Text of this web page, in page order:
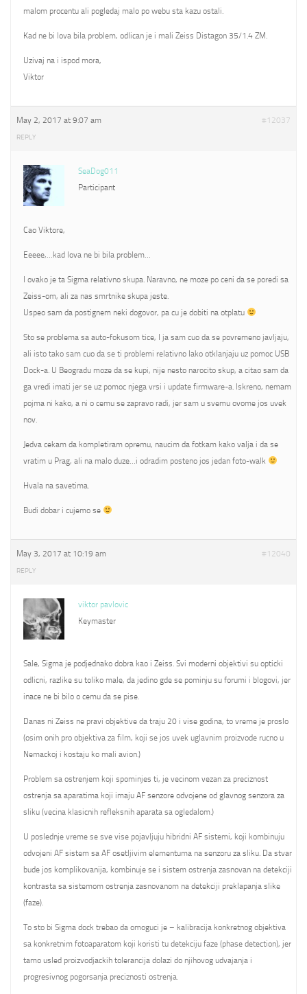
malom procentu ali pogledaj malo po webu sta kazu ostali.
Kad ne bi lova bila problem, odlican je i mali Zeiss Distagon 35/1.4 ZM.
Uzivaj na i ispod mora,
Viktor
May 2, 2017 at 9:07 am #12037
REPLY
SeaDog011
Participant
Cao Viktore,
Eeeee,…kad lova ne bi bila problem…
I ovako je ta Sigma relativno skupa. Naravno, ne moze po ceni da se poredi sa
Zeiss-om, ali za nas smrtnike skupa jeste.
Uspeo sam da postignem neki dogovor, pa cu je dobiti na otplatu
Sto se problema sa auto-fokusom tice, I ja sam cuo da se povremeno javljaju,
ali isto tako sam cuo da se ti problemi relativno lako otklanjaju uz pomoc USB
Dock-a. U Beogradu moze da se kupi, nije nesto narocito skup, a citao sam da
ga vredi imati jer se uz pomoc njega vrsi i update firmware-a. Iskreno, nemam
pojma ni kako, a ni o cemu se zapravo radi, jer sam u svemu ovome jos uvek
nov.
Jedva cekam da kompletiram opremu, naucim da fotkam kako valja i da se
vratim u Prag, ali na malo duze…i odradim posteno jos jedan foto-walk
Hvala na savetima.
Budi dobar i cujemo se
May 3, 2017 at 10:19 am #12040
REPLY
viktor pavlovic
Keymaster
Sale, Sigma je podjednako dobra kao i Zeiss. Svi moderni objektivi su opticki
odlicni, razlike su toliko male, da jedino gde se pominju su forumi i blogovi, jer
inace ne bi bilo o cemu da se pise.
Danas ni Zeiss ne pravi objektive da traju 20 i vise godina, to vreme je proslo
(osim onih pro objektiva za film, koji se jos uvek uglavnim proizvode rucno u
Nemackoj i kostaju ko mali avion.)
Problem sa ostrenjem koji spominjes ti, je vecinom vezan za preciznost
ostrenja sa aparatima koji imaju AF senzore odvojene od glavnog senzora za
sliku (vecina klasicnih refleksnih aparata sa ogledalom.)
U poslednje vreme se sve vise pojavljuju hibridni AF sistemi, koji kombinuju
odvojeni AF sistem sa AF osetljivim elementuma na senzoru za sliku. Da stvar
bude jos komplikovanija, kombinuje se i sistem ostrenja zasnovan na detekciji
kontrasta sa sistemom ostrenja zasnovanom na detekciji preklapanja slike
(faze).
To sto bi Sigma dock trebao da omoguci je – kalibracija konkretnog objektiva
sa konkretnim fotoaparatom koji koristi tu detekciju faze (phase detection), jer
tamo usled proizvodjackih tolerancija dolazi do njihovog udvajanja i
progresivnog pogorsanja preciznosti ostrenja.